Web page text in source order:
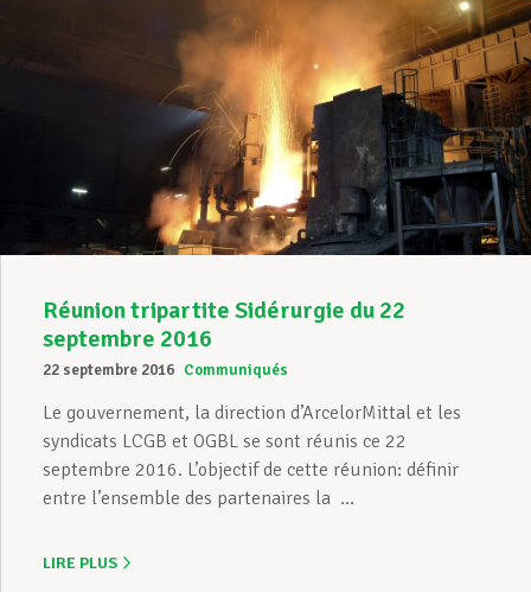
Réunion tripartite Sidérurgie du 22
septembre 2016
22 septembre 2016 Communiqués
Le gouvernement, la direction d’ArcelorMittal et les
syndicats LCGB et OGBL se sont réunis ce 22
septembre 2016. L’objectif de cette réunion: définir
entre l’ensemble des partenaires la ...
LIRE PLUS